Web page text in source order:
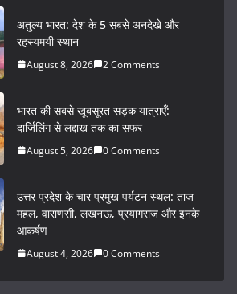
ar
e
अतुल्य भारत: देश के 5 सबसे अनदेखे और
रहस्यमयी स्थान
August 8, 2026 2 Comments
भारत की सबसे खूबसूरत सड़क यात्राएँ:
दार्जिलिंग से लद्दाख तक का सफर
August 5, 2026 0 Comments
उत्तर प्रदेश के चार प्रमुख पर्यटन स्थल: ताज
महल, वाराणसी, लखनऊ, प्रयागराज और इनके
आकर्षण
August 4, 2026 0 Comments